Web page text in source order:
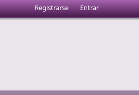
Registrarse Entrar